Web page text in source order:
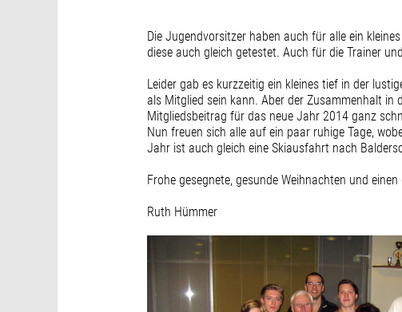
Die Jugendvorsitzer haben auch für alle ein
diese auch gleich getestet. Auch für die Trainer
Leider gab es kurzzeitig ein kleines tief in der
als Mitglied sein kann. Aber der Zusammenhalt
Mitgliedsbeitrag für das neue Jahr 2014 ganz
Nun freuen sich alle auf ein paar ruhige Tage,
Jahr ist auch gleich eine Skiausfahrt nach
Frohe gesegnete, gesunde Weihnachten und
Ruth Hümmer